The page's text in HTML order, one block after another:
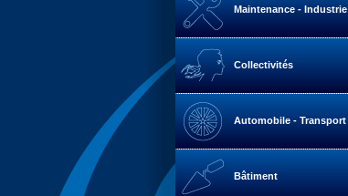
Maintenance - Industrie
Collectivités
Automobile - Transport
Bâtiment